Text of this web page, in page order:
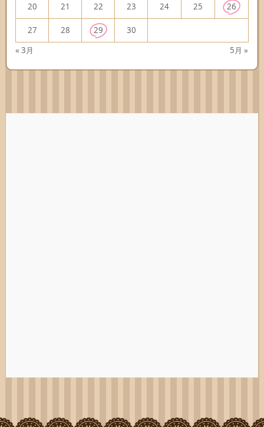
« 3月 5月 »
20 21 22 23 24 25 26
27 28 29 30